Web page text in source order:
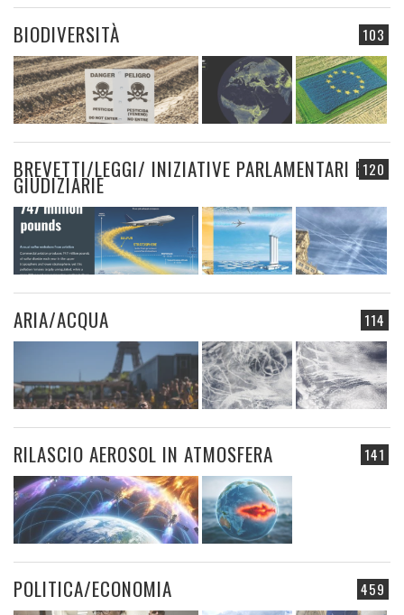
103
BIODIVERSITÀ
120
BREVETTI/LEGGI/ INIZIATIVE PARLAMENTARI E
GIUDIZIARIE
114
ARIA/ACQUA
141
RILASCIO AEROSOL IN ATMOSFERA
459
POLITICA/ECONOMIA